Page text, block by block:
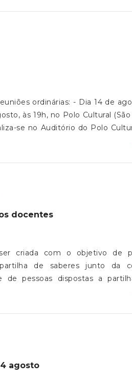
ordinárias: - Dia 14 de
às 19h, no Polo Cultural
se no Auditório do Polo
docentes
criada com o objetivo de
de saberes junto da
de pessoas dispostas a
deseja candidatar-se a
para efeitos de
agosto